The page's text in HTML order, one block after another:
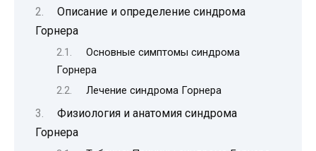
Описание и определение синдрома
Горнера
Основные симптомы синдрома
Горнера
Лечение синдрома Горнера
Физиология и анатомия синдрома
Горнера